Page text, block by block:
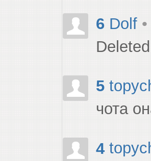
6 Dolf
Deleted
5
чота
4